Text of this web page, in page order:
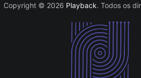
Copyright © 2026 Playback. Todos os